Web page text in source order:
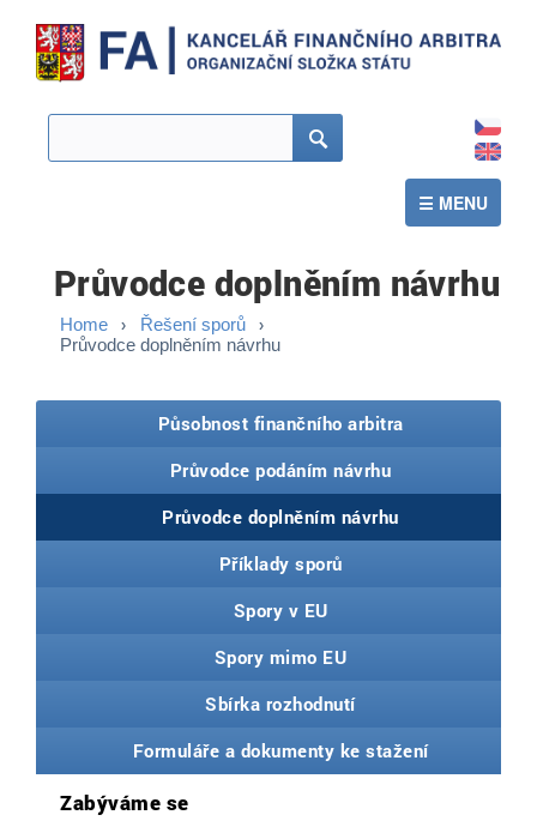
☰ MENU
Průvodce doplněním návrhu
Home
Řešení sporů
Průvodce doplněním návrhu
Působnost finančního arbitra
Průvodce podáním návrhu
Průvodce doplněním návrhu
Příklady sporů
Spory v EU
Spory mimo EU
Sbírka rozhodnutí
Formuláře a dokumenty ke stažení
Zabýváme se